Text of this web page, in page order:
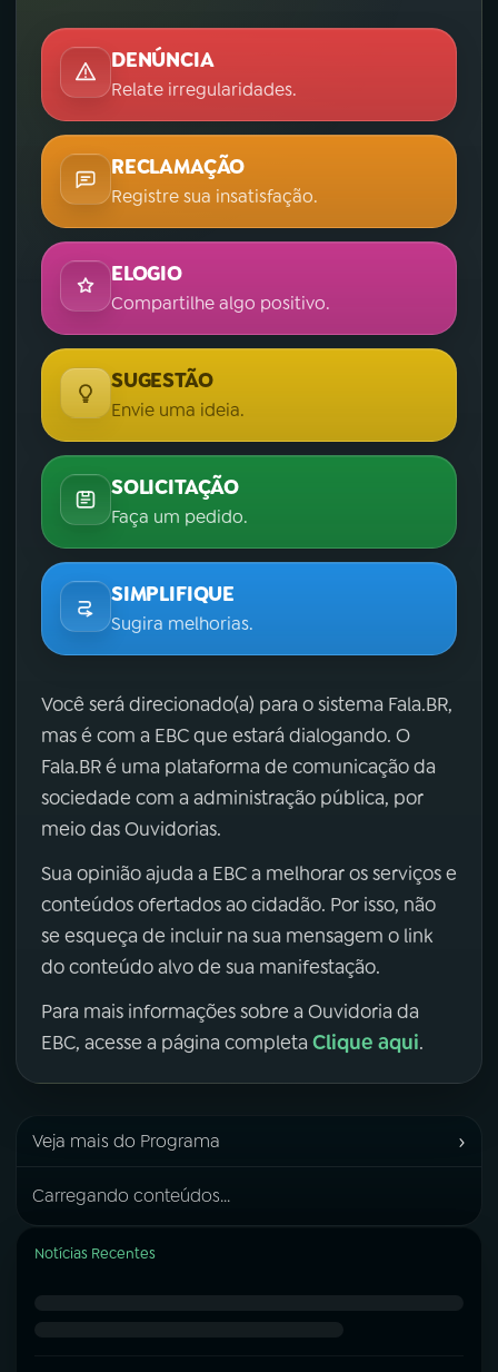
DENÚNCIA
Relate irregularidades.
RECLAMAÇÃO
Registre sua insatisfação.
ELOGIO
Compartilhe algo positivo.
SUGESTÃO
Envie uma ideia.
SOLICITAÇÃO
Faça um pedido.
SIMPLIFIQUE
Sugira melhorias.
Você será direcionado(a) para o sistema Fala.BR,
mas é com a EBC que estará dialogando. O
Fala.BR é uma plataforma de comunicação da
sociedade com a administração pública, por
meio das Ouvidorias.
Sua opinião ajuda a EBC a melhorar os serviços e
conteúdos ofertados ao cidadão. Por isso, não
se esqueça de incluir na sua mensagem o link
do conteúdo alvo de sua manifestação.
Para mais informações sobre a Ouvidoria da
EBC, acesse a página completa Clique aqui.
Veja mais do Programa ›
Carregando conteúdos...
Notícias Recentes